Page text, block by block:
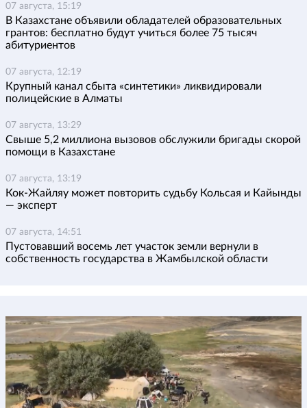
07 августа, 15:19
В Казахстане объявили обладателей образовательных
грантов: бесплатно будут учиться более 75 тысяч
абитуриентов
07 августа, 12:19
Крупный канал сбыта «синтетики» ликвидировали
полицейские в Алматы
07 августа, 13:29
Свыше 5,2 миллиона вызовов обслужили бригады скорой
помощи в Казахстане
07 августа, 13:19
Кок-Жайляу может повторить судьбу Кольсая и Кайынды
— эксперт
07 августа, 14:51
Пустовавший восемь лет участок земли вернули в
собственность государства в Жамбылской области